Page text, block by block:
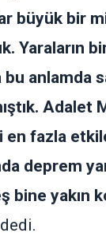
büyük bir
bir
anlamda
Adalet
en fazla
deprem
yakın
dedi.